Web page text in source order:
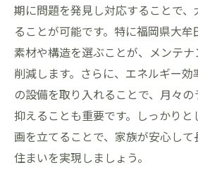
期に問題を発見し対応することで
ることが可能です。特に福岡県大
素材や構造を選ぶことが、メンテ
削減します。さらに、エネルギー
の設備を取り入れることで、月々
抑えることも重要です。しっかり
画を立てることで、家族が安心し
住まいを実現しましょう。